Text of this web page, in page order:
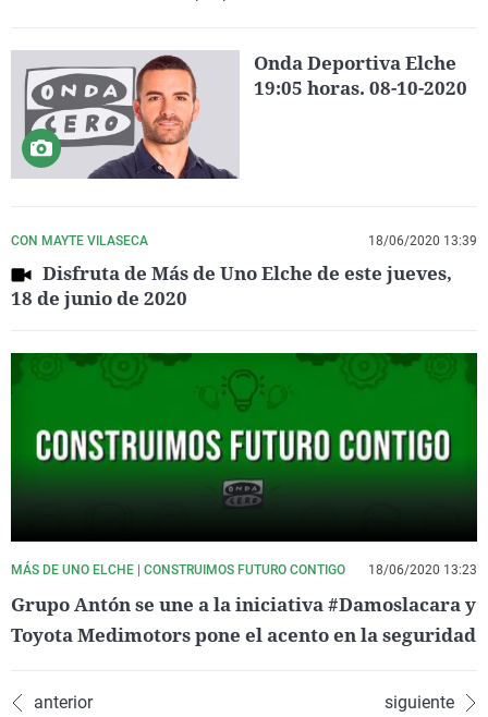
Onda Deportiva Elche
19:05 horas. 08-10-2020
CON MAYTE VILASECA 18/06/2020 13:39
Disfruta de Más de Uno Elche de este jueves,
18 de junio de 2020
MÁS DE UNO ELCHE | CONSTRUIMOS FUTURO CONTIGO 18/06/2020 13:23
Grupo Antón se une a la iniciativa #Damoslacara y
Toyota Medimotors pone el acento en la seguridad
anterior siguiente